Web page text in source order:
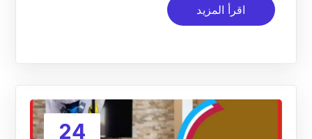
اقرأ المزيد
24